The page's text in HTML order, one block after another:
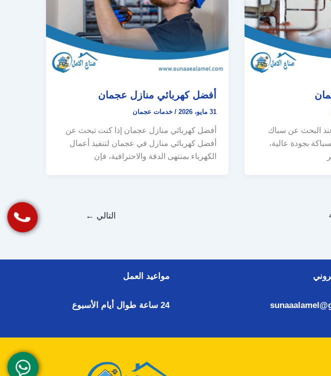
البحث عن سباك
بجودة عالية،
أفضل كهربائي منازل عجمان
31 مايو، 2026 / خدمات عجمان
أفضل كهربائي منازل عجمان إذا كنت تبحث عن
أفضل كهربائي منازل في عجمان لتنفيذ أعمال
الكهرباء بمنتهى الدقة والاحترافية، فإن
التالي ←
مواعيد العمل
24 ساعة طوال أيام الأسبوع